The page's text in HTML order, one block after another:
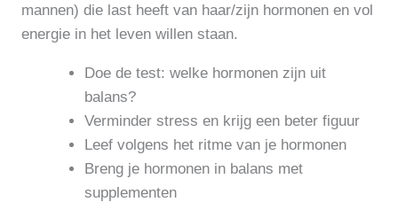
mannen) die last heeft van haar/zijn hormonen en vol
energie in het leven willen staan.
Doe de test: welke hormonen zijn uit
balans?
Verminder stress en krijg een beter figuur
Leef volgens het ritme van je hormonen
Breng je hormonen in balans met
supplementen